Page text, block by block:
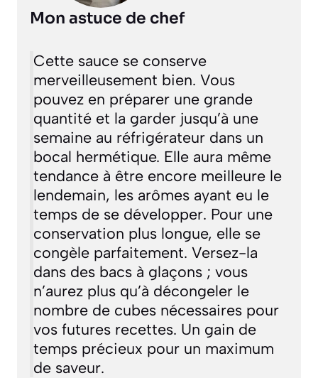
Mon astuce de chef
Cette sauce se conserve
merveilleusement bien. Vous
pouvez en préparer une grande
quantité et la garder jusqu’à une
semaine au réfrigérateur dans un
bocal hermétique. Elle aura même
tendance à être encore meilleure le
lendemain, les arômes ayant eu le
temps de se développer. Pour une
conservation plus longue, elle se
congèle parfaitement. Versez-la
dans des bacs à glaçons ; vous
n’aurez plus qu’à décongeler le
nombre de cubes nécessaires pour
vos futures recettes. Un gain de
temps précieux pour un maximum
de saveur.